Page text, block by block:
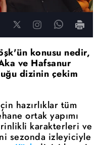
konusu nedir,
ve Hafsanur
dizinin çekim
hazırlıklar tüm
ortak yapımı
karakterleri ve
sezonda izleyiciyle